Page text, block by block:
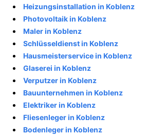
Heizungsinstallation in Koblenz
Photovoltaik in Koblenz
Maler in Koblenz
Schlüsseldienst in Koblenz
Hausmeisterservice in Koblenz
Glaserei in Koblenz
Verputzer in Koblenz
Bauunternehmen in Koblenz
Elektriker in Koblenz
Fliesenleger in Koblenz
Bodenleger in Koblenz